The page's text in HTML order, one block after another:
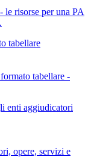
risorse per una PA
tabellare
tabellare -
enti aggiudicatori
opere, servizi e